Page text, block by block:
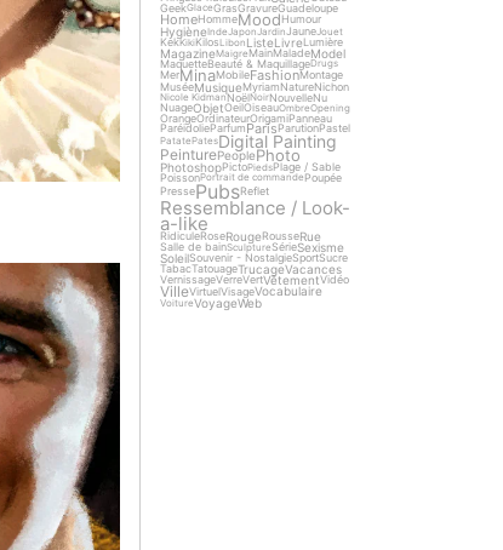
GeekGlaceGrasGravureGuadeloupe
HomeHommeMoodHumour
HygièneInde Japon JardinJaune Jouet
KekKikiKilosLibon ListeLivreLumière
MagazineMaigre MainMaladeModel
MaquetteBeauté & MaquillageDrugs
MerMinaMobileFashionMontage
MuséeMusiqueMyriamNatureNichon
Nicole KidmanNoëlNoirNouvelleNu
NuageObjetOeilOiseauOmbreOpening
OrangeOrdinateurOrigamiPanneau
ParéidolieParfumParisParutionPastel
PatatePatesDigital Painting
PeinturePeoplePhoto
PhotoshopPictoPiedsPlage / Sable
PoissonPortrait de commande Poupée
PressePubsReflet
Ressemblance / Look-
a-like
RidiculeRoseRougeRousseRue
Salle de bainSculptureSérieSexisme
SoleilSouvenir - NostalgieSportSucre
TabacTatouageTrucageVacances
VernissageVerreVertVêtementVidéo
VilleVirtuelVisageVocabulaire
VoitureVoyageWeb